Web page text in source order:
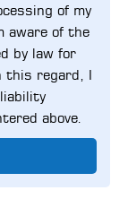
of my
aware of the
by law for
this regard, I
above.